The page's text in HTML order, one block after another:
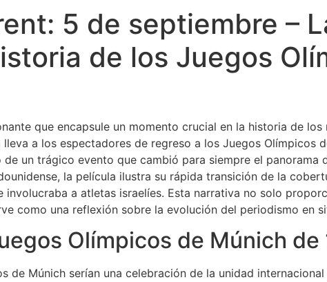
5 de septiembre –
de los Juegos
que encapsule un momento crucial en la historia de los
lleva a los espectadores de regreso a los Juegos Olímpicos
un trágico evento que cambió para siempre el panorama
la película ilustra su rápida transición de la
involucraba a atletas israelíes. Esta narrativa no solo
como una reflexión sobre la evolución del periodismo en
Olímpicos de Múnich de
de Múnich serían una celebración de la unidad